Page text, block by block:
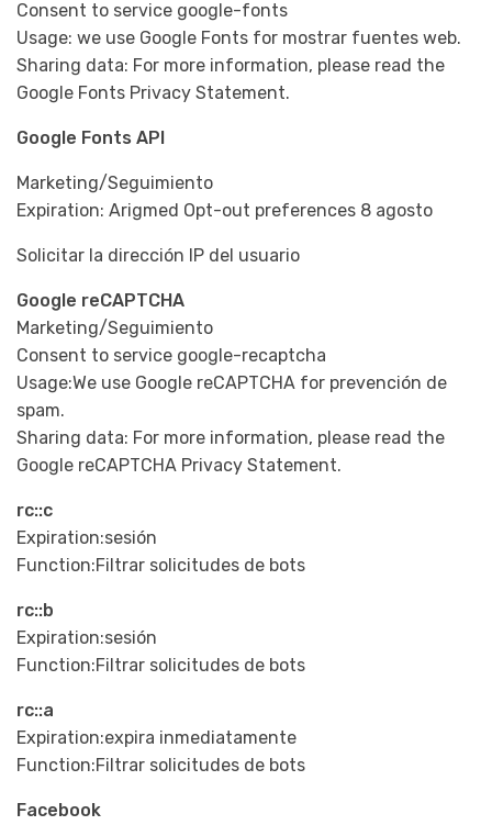
Consent to service google-fonts
Usage: we use Google Fonts for mostrar fuentes web.
Sharing data: For more information, please read the
Google Fonts Privacy Statement.
Google Fonts API
Marketing/Seguimiento
Expiration: Arigmed Opt-out preferences 8 agosto
Solicitar la dirección IP del usuario
Google reCAPTCHA
Marketing/Seguimiento
Consent to service google-recaptcha
Usage:We use Google reCAPTCHA for prevención de
spam.
Sharing data: For more information, please read the
Google reCAPTCHA Privacy Statement.
rc::c
Expiration:sesión
Function:Filtrar solicitudes de bots
rc::b
Expiration:sesión
Function:Filtrar solicitudes de bots
rc::a
Expiration:expira inmediatamente
Function:Filtrar solicitudes de bots
Facebook